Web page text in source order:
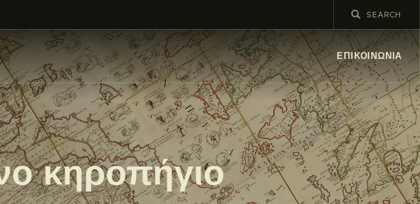
ΕΠΙΚΟΙΝΩΝΊΑ
κηροπήγιο